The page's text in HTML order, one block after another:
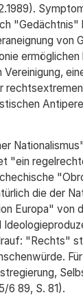
"Gedächtnis"
von
"ein
die der
Europa" von
"Rechts"
Für
6 89, S. 81).